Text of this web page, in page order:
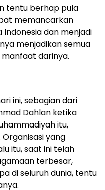
tentu berhap pula
memancarkan
dan menjadi
menjadikan semua
darinya.
ini, sebagian dari
Dahlan ketika
itu,
yang
itu, saat ini telah
terbesar,
di seluruh dunia, tentu